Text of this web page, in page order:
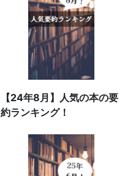
【24年8月】人気の本の要
約ランキング！